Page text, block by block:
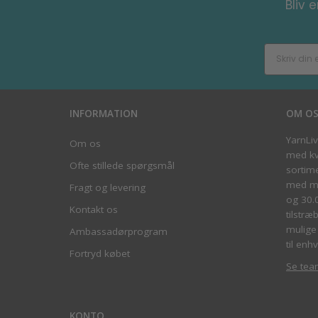
Bliv
INFORMATION
Om os
Ofte stillede spørgsmål
Fragt og levering
Kontakt os
Ambassadørprogram
Fortryd købet
OM OS
med
med
og
til
Se